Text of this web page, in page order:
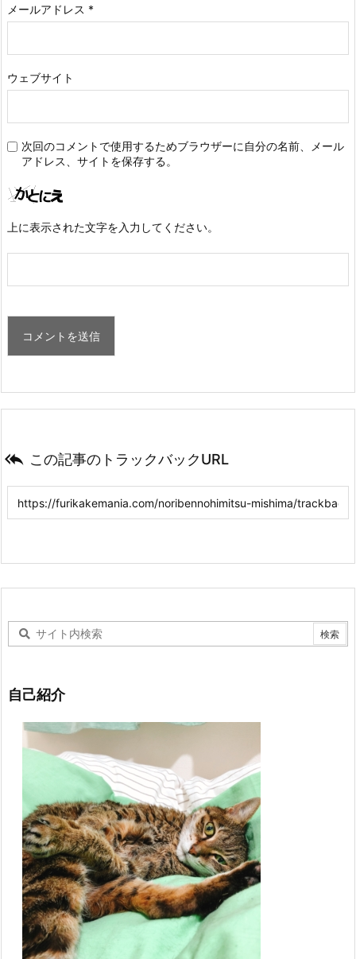
メールアドレス *
ウェブサイト
次回のコメントで使用するためブラウザーに自分の名前、メール
アドレス、サイトを保存する。
上に表示された文字を入力してください。
 この記事のトラックバックURL
自己紹介